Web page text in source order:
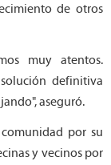
de otros
muy atentos.
definitiva
aseguró.
por su
y vecinos por